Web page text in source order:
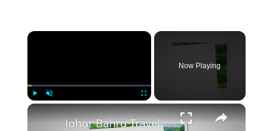
×
Now Playing
×
Johor Bahru Travel